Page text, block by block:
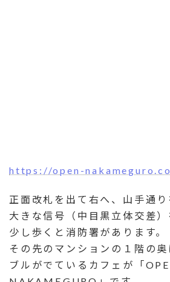
https://open-
正面改札を出て右へ、山手通り
大きな信号（中目黒立体交差）
少し歩くと消防署があります。
その先のマンションの１階の
ブルがでているカフェが「